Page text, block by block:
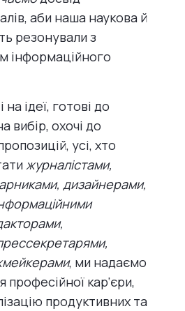
аби наша наукова й
резонували з
інформаційного
на ідеї, готові до
вибір, охочі до
усі, хто
журналістами,
дизайнерами,
, ми надаємо
професійної кар‘єри,
продуктивних та